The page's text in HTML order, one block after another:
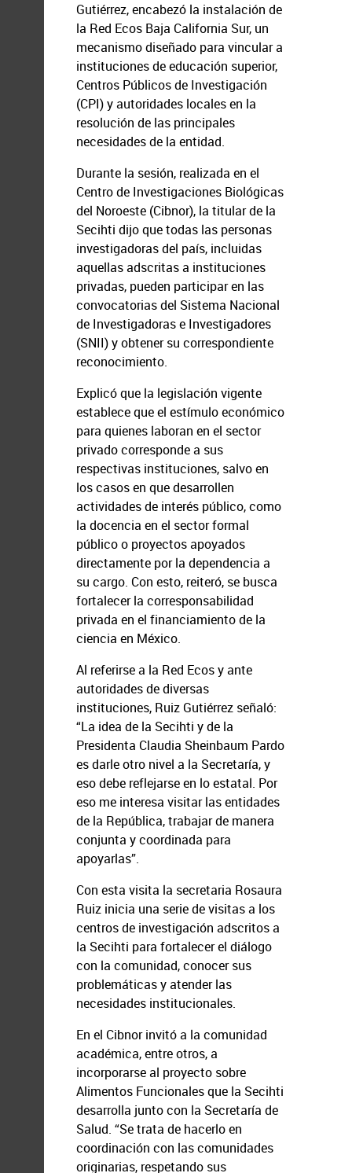
Gutiérrez, encabezó la instalación de
la Red Ecos Baja California Sur, un
mecanismo diseñado para vincular a
instituciones de educación superior,
Centros Públicos de Investigación
(CPI) y autoridades locales en la
resolución de las principales
necesidades de la entidad.
Durante la sesión, realizada en el
Centro de Investigaciones Biológicas
del Noroeste (Cibnor), la titular de la
Secihti dijo que todas las personas
investigadoras del país, incluidas
aquellas adscritas a instituciones
privadas, pueden participar en las
convocatorias del Sistema Nacional
de Investigadoras e Investigadores
(SNII) y obtener su correspondiente
reconocimiento.
Explicó que la legislación vigente
establece que el estímulo económico
para quienes laboran en el sector
privado corresponde a sus
respectivas instituciones, salvo en
los casos en que desarrollen
actividades de interés público, como
la docencia en el sector formal
público o proyectos apoyados
directamente por la dependencia a
su cargo. Con esto, reiteró, se busca
fortalecer la corresponsabilidad
privada en el financiamiento de la
ciencia en México.
Al referirse a la Red Ecos y ante
autoridades de diversas
instituciones, Ruiz Gutiérrez señaló:
“La idea de la Secihti y de la
Presidenta Claudia Sheinbaum Pardo
es darle otro nivel a la Secretaría, y
eso debe reflejarse en lo estatal. Por
eso me interesa visitar las entidades
de la República, trabajar de manera
conjunta y coordinada para
apoyarlas”.
Con esta visita la secretaria Rosaura
Ruiz inicia una serie de visitas a los
centros de investigación adscritos a
la Secihti para fortalecer el diálogo
con la comunidad, conocer sus
problemáticas y atender las
necesidades institucionales.
En el Cibnor invitó a la comunidad
académica, entre otros, a
incorporarse al proyecto sobre
Alimentos Funcionales que la Secihti
desarrolla junto con la Secretaría de
Salud. “Se trata de hacerlo en
coordinación con las comunidades
originarias, respetando sus